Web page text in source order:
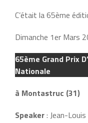
C’était la 65ème
Dimanche 1er Mars
65ème Grand Prix
Nationale
à Montastruc (31)
Speaker: Jean-